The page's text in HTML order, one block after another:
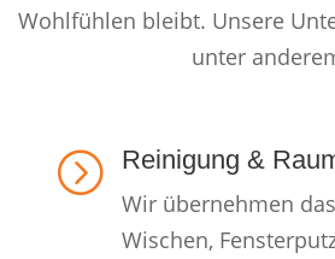
Wohlfühlen bleibt. Unsere
unter
= Reinigung &
Wir übernehmen
Wischen,